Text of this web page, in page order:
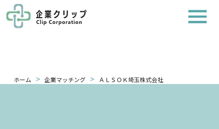
ホーム > 企業マッチング > ＡＬＳＯＫ埼玉株式会社